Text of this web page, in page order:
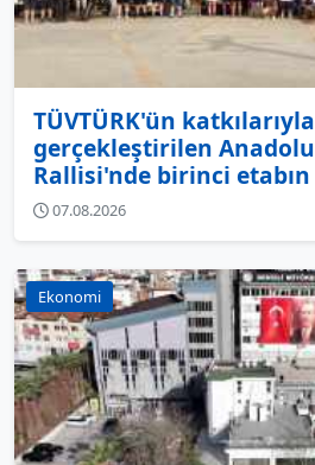
TÜVTÜRK'ün katkılarıyla
gerçekleştirilen
Rallisi'nde birinci
07.08.2026
Ekonomi